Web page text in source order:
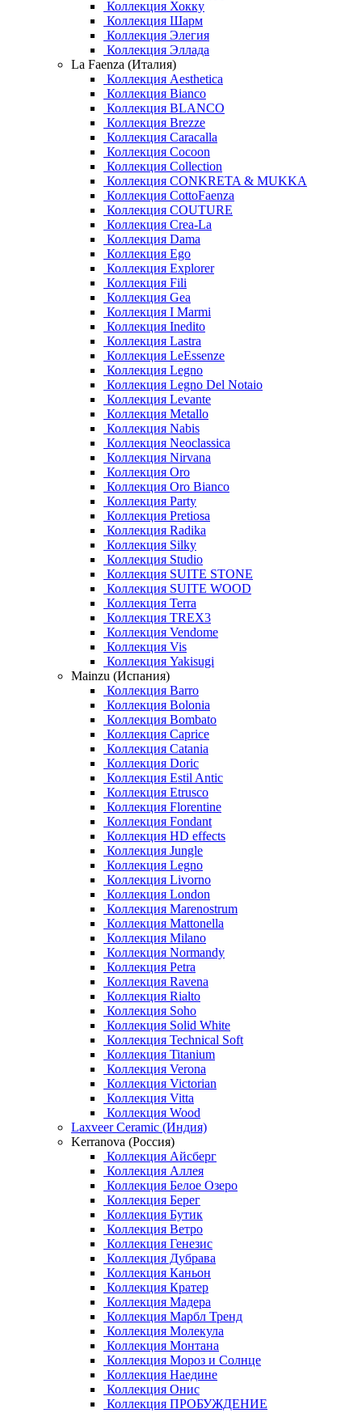
Коллекция Хокку
Коллекция Шарм
Коллекция Элегия
Коллекция Эллада
La Faenza (Италия)
Коллекция Aesthetica
Коллекция Bianco
Коллекция BLANCO
Коллекция Brezze
Коллекция Caracalla
Коллекция Cocoon
Коллекция Collection
Коллекция CONKRETA & MUKKA
Коллекция CottoFaenza
Коллекция COUTURE
Коллекция Crea-La
Коллекция Dama
Коллекция Ego
Коллекция Explorer
Коллекция Fili
Коллекция Gea
Коллекция I Marmi
Коллекция Inedito
Коллекция Lastra
Коллекция LeEssenze
Коллекция Legno
Коллекция Legno Del Notaio
Коллекция Levante
Коллекция Metallo
Коллекция Nabis
Коллекция Neoclassica
Коллекция Nirvana
Коллекция Oro
Коллекция Oro Bianco
Коллекция Party
Коллекция Pretiosa
Коллекция Radika
Коллекция Silky
Коллекция Studio
Коллекция SUITE STONE
Коллекция SUITE WOOD
Коллекция Terra
Коллекция TREX3
Коллекция Vendome
Коллекция Vis
Коллекция Yakisugi
Mainzu (Испания)
Коллекция Barro
Коллекция Bolonia
Коллекция Bombato
Коллекция Caprice
Коллекция Catania
Коллекция Doric
Коллекция Estil Antic
Коллекция Etrusco
Коллекция Florentine
Коллекция Fondant
Коллекция HD effects
Коллекция Jungle
Коллекция Legno
Коллекция Livorno
Коллекция London
Коллекция Marenostrum
Коллекция Mattonella
Коллекция Milano
Коллекция Normandy
Коллекция Petra
Коллекция Ravena
Коллекция Rialto
Коллекция Soho
Коллекция Solid White
Коллекция Technical Soft
Коллекция Titanium
Коллекция Verona
Коллекция Victorian
Коллекция Vitta
Коллекция Wood
Laxveer Ceramic (Индия)
Kerranova (Россия)
Коллекция Айсберг
Коллекция Аллея
Коллекция Белое Озеро
Коллекция Берег
Коллекция Бутик
Коллекция Ветро
Коллекция Генезис
Коллекция Дубрава
Коллекция Каньон
Коллекция Кратер
Коллекция Мадера
Коллекция Марбл Тренд
Коллекция Молекула
Коллекция Монтана
Коллекция Мороз и Солнце
Коллекция Наедине
Коллекция Онис
Коллекция ПРОБУЖДЕНИЕ